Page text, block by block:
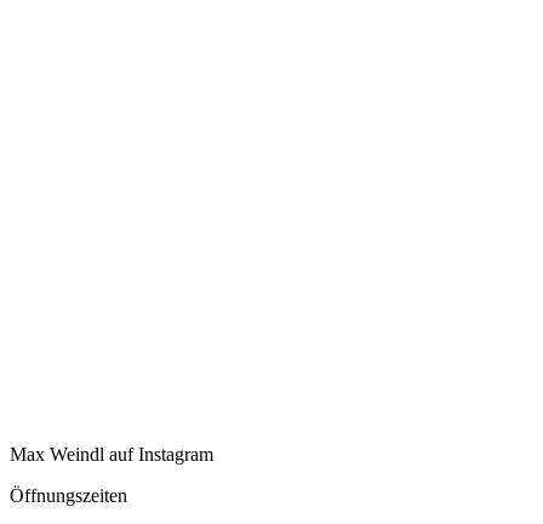
Max Weindl auf Instagram
Öffnungszeiten